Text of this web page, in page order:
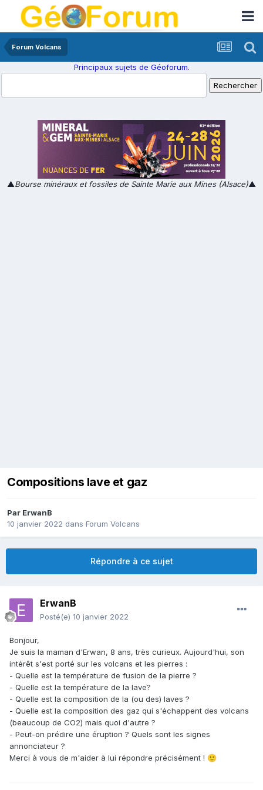
Forum Volcans
Principaux sujets de Géoforum.
▲Bourse minéraux et fossiles de Sainte Marie aux Mines (Alsace)▲
Compositions lave et gaz
Par ErwanB
10 janvier 2022 dans Forum Volcans
Répondre à ce sujet
ErwanB
Posté(e) 10 janvier 2022
Bonjour,
Je suis la maman d'Erwan, 8 ans, très curieux. Aujourd'hui, son
intérêt s'est porté sur les volcans et les pierres :
- Quelle est la température de fusion de la pierre ?
- Quelle est la température de la lave?
- Quelle est la composition de la (ou des) laves ?
- Quelle est la composition des gaz qui s'échappent des volcans
(beaucoup de CO2) mais quoi d'autre ?
- Peut-on prédire une éruption ? Quels sont les signes
annonciateur ?
Merci à vous de m'aider à lui répondre précisément ! 🙂